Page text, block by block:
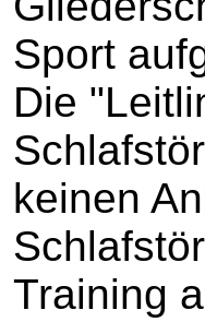
Sport
Die
keinen
Training